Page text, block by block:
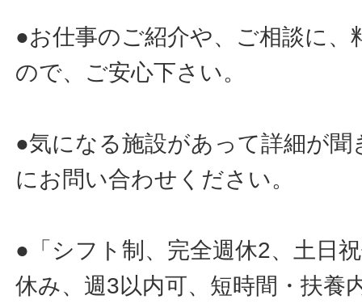
●お仕事のご紹介や、ご相談に
ので、ご安心下さい。
●気になる施設があって詳細が
にお問い合わせください。
●「シフト制、完全週休2、土日
休み、週3以内可、短時間・扶養